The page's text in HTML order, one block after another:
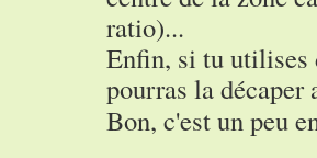
ratio)...
Enfin, si tu utilises
pourras la décaper
Bon, c'est un peu